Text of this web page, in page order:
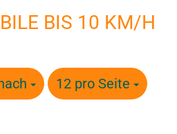
.
BIS 10 KM/H
12 pro Seite
pro Seite